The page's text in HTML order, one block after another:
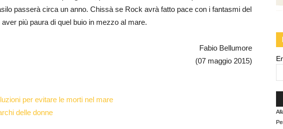
passerà circa un anno. Chissà se Rock avrà fatto pace con i fantasmi del
più paura di quel buio in mezzo al mare.
Fabio Bellumore
(07 maggio 2015)
per evitare le morti nel mare
delle donne